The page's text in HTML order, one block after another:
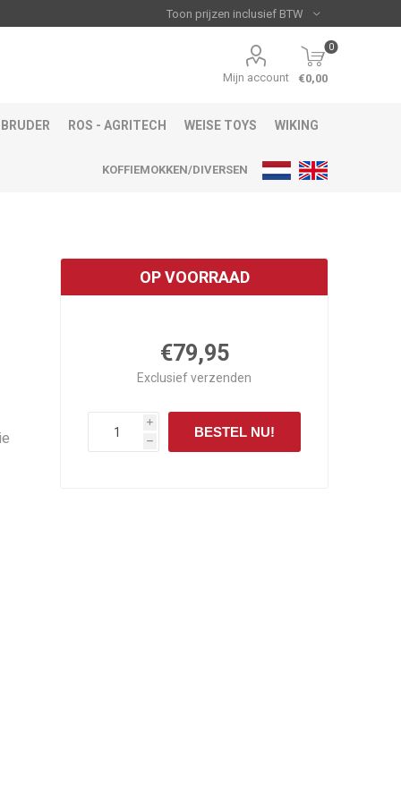
Mijn account
0
€0,00
BRUDER ROS - AGRITECH WEISE TOYS WIKING
KOFFIEMOKKEN/DIVERSEN
OP VOORRAAD
€79,95
Exclusiefverzenden
i
h
BESTEL NU!